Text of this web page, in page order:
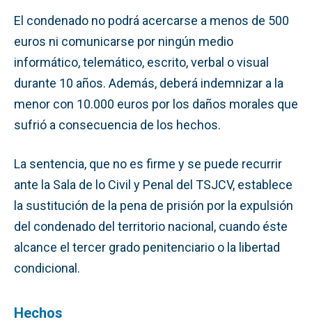
El condenado no podrá acercarse a menos de 500
euros ni comunicarse por ningún medio
informático, telemático, escrito, verbal o visual
durante 10 años. Además, deberá indemnizar a la
menor con 10.000 euros por los daños morales que
sufrió a consecuencia de los hechos.
La sentencia, que no es firme y se puede recurrir
ante la Sala de lo Civil y Penal del TSJCV, establece
la sustitución de la pena de prisión por la expulsión
del condenado del territorio nacional, cuando éste
alcance el tercer grado penitenciario o la libertad
condicional.
Hechos